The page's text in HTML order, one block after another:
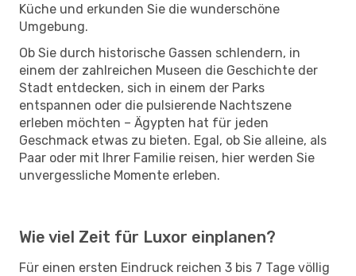
Küche und erkunden Sie die wunderschöne
Umgebung.
Ob Sie durch historische Gassen schlendern, in
einem der zahlreichen Museen die Geschichte der
Stadt entdecken, sich in einem der Parks
entspannen oder die pulsierende Nachtszene
erleben möchten – Ägypten hat für jeden
Geschmack etwas zu bieten. Egal, ob Sie alleine, als
Paar oder mit Ihrer Familie reisen, hier werden Sie
unvergessliche Momente erleben.
Wie viel Zeit für Luxor einplanen?
Für einen ersten Eindruck reichen 3 bis 7 Tage völlig